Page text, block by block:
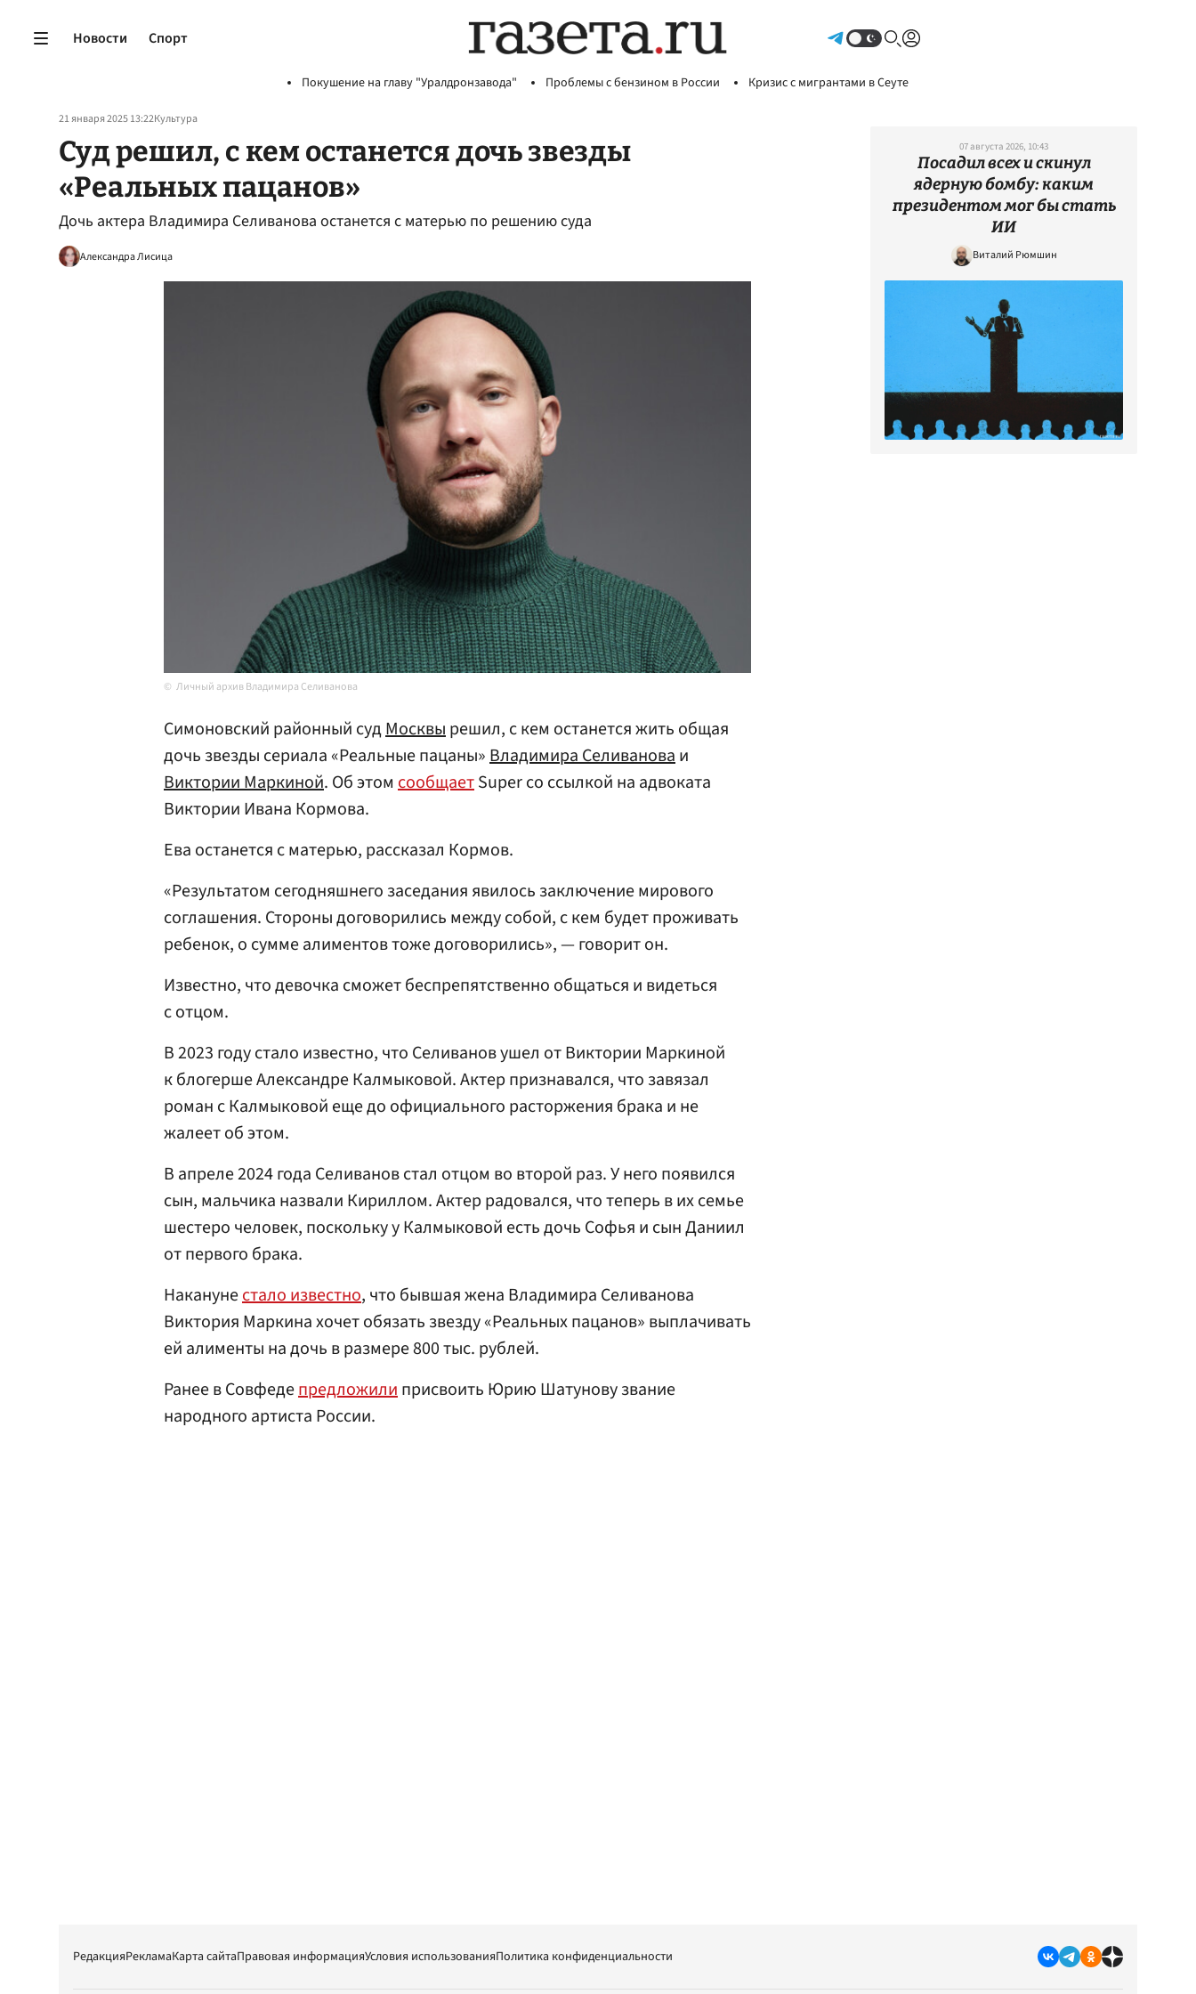
Новости Спорт
Покушение на главу "Уралдронзавода" Проблемы с бензином в России Кризис с мигрантами в Сеуте
21 января 2025 13:22Культура
Суд решил, с кем останется дочь звезды
«Реальных пацанов»
Дочь актера Владимира Селиванова останется с матерью по решению суда
Александра Лисица
Личный архив Владимира Селиванова
Симоновский районный судМосквырешил, с кем останется жить общая
дочь звезды сериала «Реальные пацаны»Владимира Селивановаи
Виктории Маркиной. Об этом сообщаетSuper со ссылкой на адвоката
Виктории Ивана Кормова.
Ева останется с матерью, рассказал Кормов.
«Результатом сегодняшнего заседания явилось заключение мирового
соглашения. Стороны договорились между собой, с кем будет проживать
ребенок, о сумме алиментов тоже договорились», — говорит он.
Известно, что девочка сможет беспрепятственно общаться и видеться
с отцом.
В 2023 году стало известно, что Селиванов ушел от Виктории Маркиной
к блогерше Александре Калмыковой. Актер признавался, что завязал
роман с Калмыковой еще до официального расторжения брака и не
жалеет об этом.
В апреле 2024 года Селиванов стал отцом во второй раз. У него появился
сын, мальчика назвали Кириллом. Актер радовался, что теперь в их семье
шестеро человек, поскольку у Калмыковой есть дочь Софья и сын Даниил
от первого брака.
Наканунестало известно, что бывшая жена Владимира Селиванова
Виктория Маркина хочет обязать звезду «Реальных пацанов» выплачивать
ей алименты на дочь в размере 800 тыс. рублей.
Ранее в Совфедепредложилиприсвоить Юрию Шатунову звание
народного артиста России.
07 августа 2026, 10:43
Посадил всех и скинул
ядерную бомбу: каким
президентом мог бы стать
ИИ
Виталий Рюмшин
РедакцияРекламаКарта сайтаПравовая информацияУсловия использованияПолитика конфиденциальности